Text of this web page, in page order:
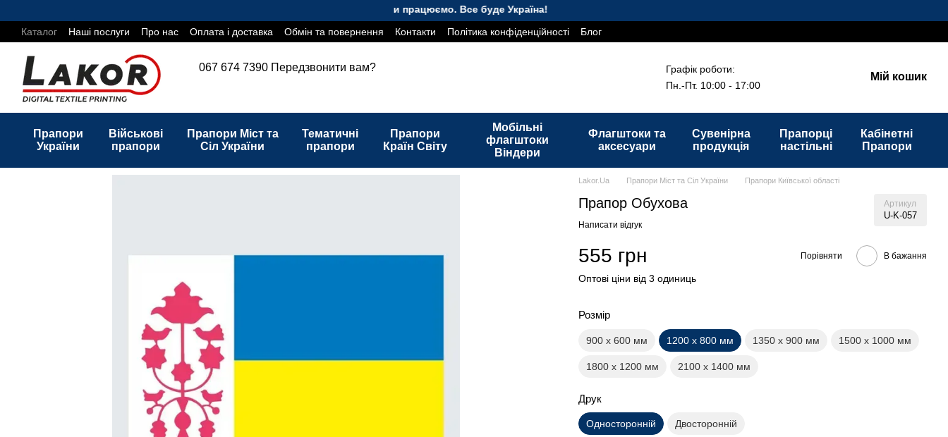
Ми працюємо. Все буде Україна!
Каталог
Наші послуги Про нас Оплата і доставка Обмін та повернення Контакти Політика конфіденційності Блог
067 674 7390 Передзвонити вам?
Графік роботи:
Пн.-Пт. 10:00 - 17:00
Мій кошик
Прапори
України
Військові
прапори
Прапори Міст та
Сіл України
Тематичні
прапори
Прапори
Країн Світу
Мобільні
флагштоки
Віндери
Флагштоки та
аксесуари
Сувенірна
продукція
Прапорці
настільні
Кабінетні
Прапори
Lakor.Ua Прапори Міст та Сіл України Прапори Київської області
Прапор Обухова Артикул
U-K-057
Написати відгук
555 грн Порівняти В бажання
Оптові ціни від 3 одиниць
Розмір
900 х 600 мм 1200 х 800 мм 1350 х 900 мм 1500 х 1000 мм
1800 х 1200 мм 2100 х 1400 мм
Друк
Односторонній Двосторонній